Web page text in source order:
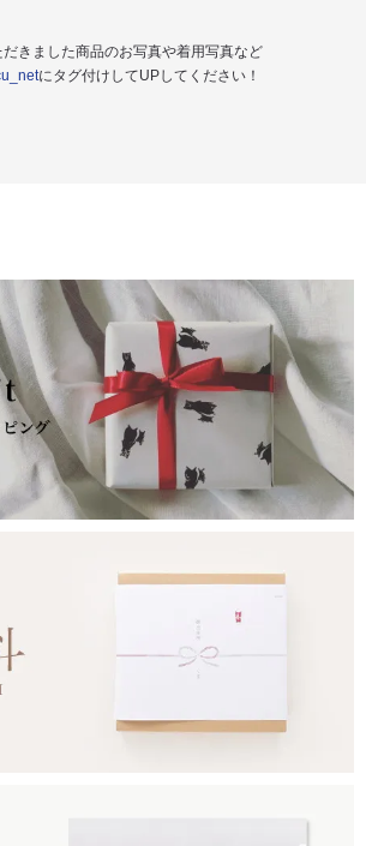
だきました商品のお写真や着用写真など
にタグ付けしてUPしてください！